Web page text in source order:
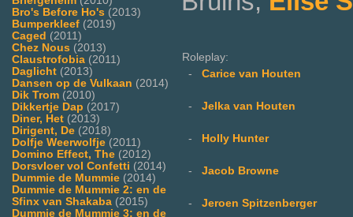
Bro's Before Ho's (2013)
Bumperkleef (2019)
Caged (2011)
Chez Nous (2013)
Claustrofobia (2011)
Daglicht (2013)
Dansen op de Vulkaan (2014)
Dik Trom (2010)
Dikkertje Dap (2017)
Diner, Het (2013)
Dirigent, De (2018)
Dolfje Weerwolfje (2011)
Domino Effect, The (2012)
Dorsvloer vol Confetti (2014)
Dummie de Mummie (2014)
Dummie de Mummie 2: en de
Sfinx van Shakaba (2015)
Dummie de Mummie 3: en de
Roleplay:
- Carice van Houten
- Jelka van Houten
- Holly Hunter
- Jacob Browne
- Jeroen Spitzenberger